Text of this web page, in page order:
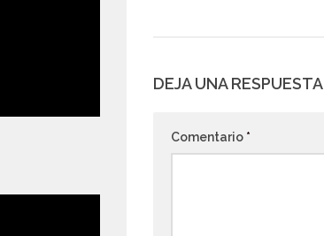
DEJA UNA RESPUESTA
Comentario *